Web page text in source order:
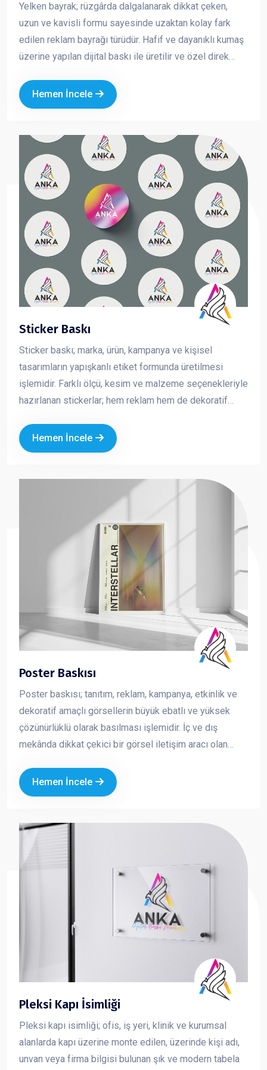
Yelken bayrak; rüzgârda dalgalanarak dikkat çeken,
uzun ve kavisli formu sayesinde uzaktan kolay fark
edilen reklam bayrağı türüdür. Hafif ve dayanıklı kumaş
üzerine yapılan dijital baskı ile üretilir ve özel direk
Hemen İncele
Sticker Baskı
Sticker baskı; marka, ürün, kampanya ve kişisel
tasarımların yapışkanlı etiket formunda üretilmesi
işlemidir. Farklı ölçü, kesim ve malzeme seçenekleriyle
hazırlanan stickerlar; hem reklam hem de dekoratif
Kurumsal logo ve özel tasarımla üretilen sticker
baskılar, markanızın görünürlüğünü artırırken
Hemen İncele
Poster Baskısı
Poster baskısı; tanıtım, reklam, kampanya, etkinlik ve
dekoratif amaçlı görsellerin büyük ebatlı ve yüksek
çözünürlüklü olarak basılması işlemidir. İç ve dış
mekânda dikkat çekici bir görsel iletişim aracı olan
iletmesini sağlar. Kurumsal tasarım ve kaliteli baskı
teknikleriyle üretilen posterler, markanızın profesyonel
Hemen İncele
Pleksi Kapı İsimliği
Pleksi kapı isimliği; ofis, iş yeri, klinik ve kurumsal
alanlarda kapı üzerine monte edilen, üzerinde kişi adı,
unvan veya firma bilgisi bulunan şık ve modern tabela